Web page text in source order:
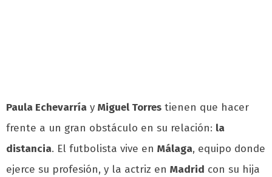
Paula Echevarría y Miguel Torres tienen que hacer
frente a un gran obstáculo en su relación: la
distancia. El futbolista vive en Málaga, equipo donde
ejerce su profesión, y la actriz en Madrid con su hija